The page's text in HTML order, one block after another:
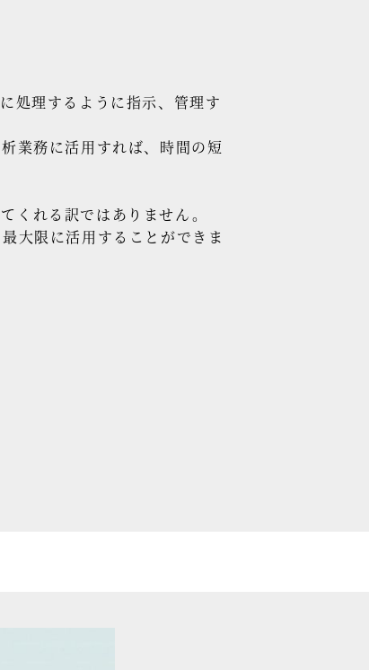
処理するように指示、管理す
業務に活用すれば、時間の短
くれる訳ではありません。
大限に活用することができま